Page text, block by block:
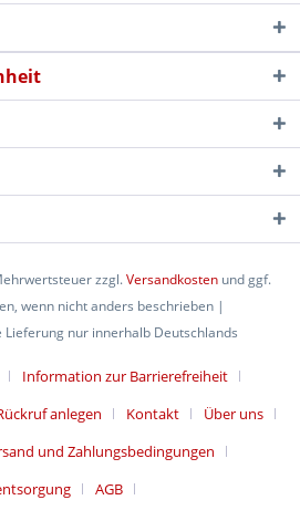
zzgl.Versandkosten und ggf.
wenn nicht anders beschrieben |
nur innerhalb Deutschlands
Information zur Barrierefreiheit
anlegen Kontakt
Über uns
und Zahlungsbedingungen
AGB